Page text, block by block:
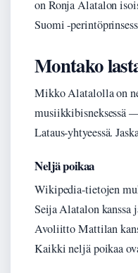
on Ronja Alatalon
Suomi -
Montako
Mikko Alatalolla on
musiikkibisneksessä
Lataus-yhtyeessä.
Neljä poikaa
Wikipedia-tietojen
Seija Alatalon kanssa
Avoliitto Mattilan
Kaikki neljä poikaa